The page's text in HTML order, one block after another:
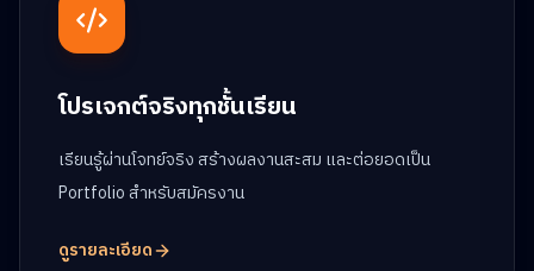
โปรเจกต์จริงทุกชั้นเรียน
เรียนรู้ผ่านโจทย์จริง สร้างผลงานสะสม และต่อยอดเป็น
Portfolio สำหรับสมัครงาน
ดูรายละเอียด